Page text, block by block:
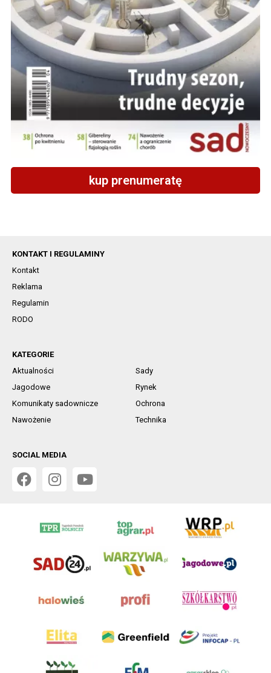
kup prenumeratę
KONTAKT I REGULAMINY
Kontakt
Reklama
Regulamin
RODO
KATEGORIE
Aktualności
Sady
Jagodowe
Rynek
Komunikaty sadownicze
Ochrona
Nawożenie
Technika
SOCIAL MEDIA